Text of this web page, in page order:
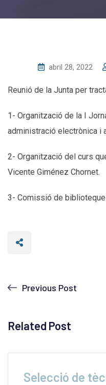
abril 28, 2022
Reunió de la Junta per
1- Organització de la I
administració electrònica i
2- Organització del curs
Vicente Giménez Chornet.
3- Comissió de
Previous Post
Related Post
Selecció de